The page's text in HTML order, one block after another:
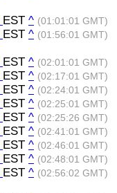
EST ^ (01:01:01 GMT)
EST ^ (01:56:01 GMT)
EST ^ (02:01:01 GMT)
EST ^ (02:17:01 GMT)
EST ^ (02:24:01 GMT)
EST ^ (02:25:01 GMT)
EST ^ (02:25:26 GMT)
EST ^ (02:41:01 GMT)
EST ^ (02:46:01 GMT)
EST ^ (02:48:01 GMT)
EST ^ (02:56:02 GMT)